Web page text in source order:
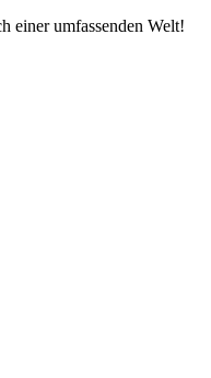
einer umfassenden Welt!